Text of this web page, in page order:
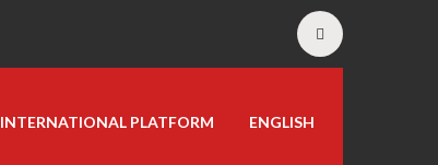
INTERNATIONAL PLATFORM ENGLISH